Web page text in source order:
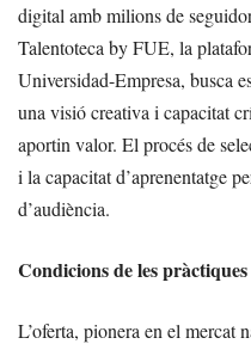
digital amb milions de
Talentoteca by FUE, la
Universidad-Empresa, busca
una visió creativa i capacitat
aportin valor. El procés de
i la capacitat d’aprenentatge
d’audiència.
Condicions de les
L’oferta, pionera en el mercat